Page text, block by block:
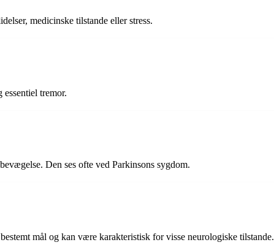
medicinske tilstande eller stress.
tremor.
Den ses ofte ved Parkinsons sygdom.
mål og kan være karakteristisk for visse neurologiske tilstande.